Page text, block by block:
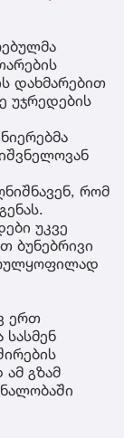
დახმარებით
უჯრედების
რომ
უკვე
ბუნებრივი
ერთ
გზამ